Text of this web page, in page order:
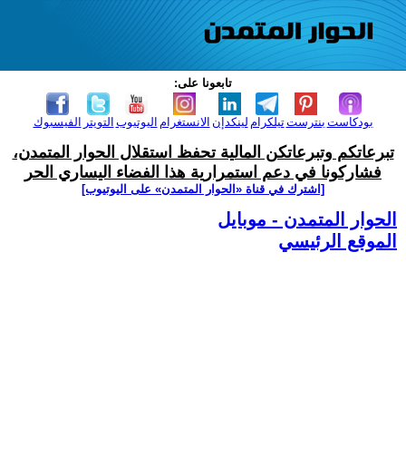
تابعونا على:
الفيسبوك التويتر اليوتيوب الانستغرام لينكدإن تيلكرامبنترست بودكاست
تبرعاتكم وتبرعاتكن المالية تحفظ استقلال الحوار المتمدن،
فشاركونا في دعم استمرارية هذا الفضاء اليساري الحر
[اشترك في قناة ‫«الحوار المتمدن» على اليوتيوب]
الحوار المتمدن - موبايل
الموقع الرئيسي